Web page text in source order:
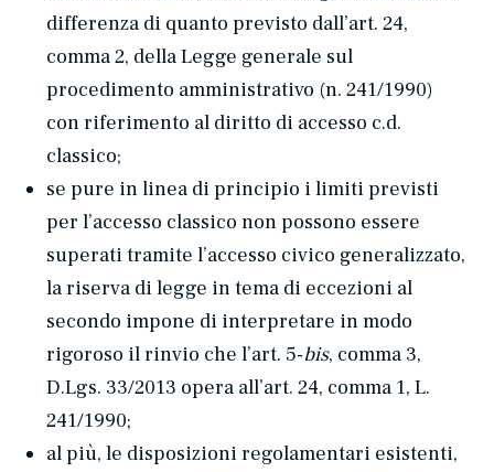
differenza di quanto previsto dall’art. 24,
comma 2, della Legge generale sul
procedimento amministrativo (n. 241/1990)
con riferimento al diritto di accesso c.d.
classico;
se pure in linea di principio i limiti previsti
per l’accesso classico non possono essere
superati tramite l’accesso civico generalizzato,
la riserva di legge in tema di eccezioni al
secondo impone di interpretare in modo
rigoroso il rinvio che l’art. 5-bis, comma 3,
D.Lgs. 33/2013 opera all’art. 24, comma 1, L.
241/1990;
al più, le disposizioni regolamentari esistenti,